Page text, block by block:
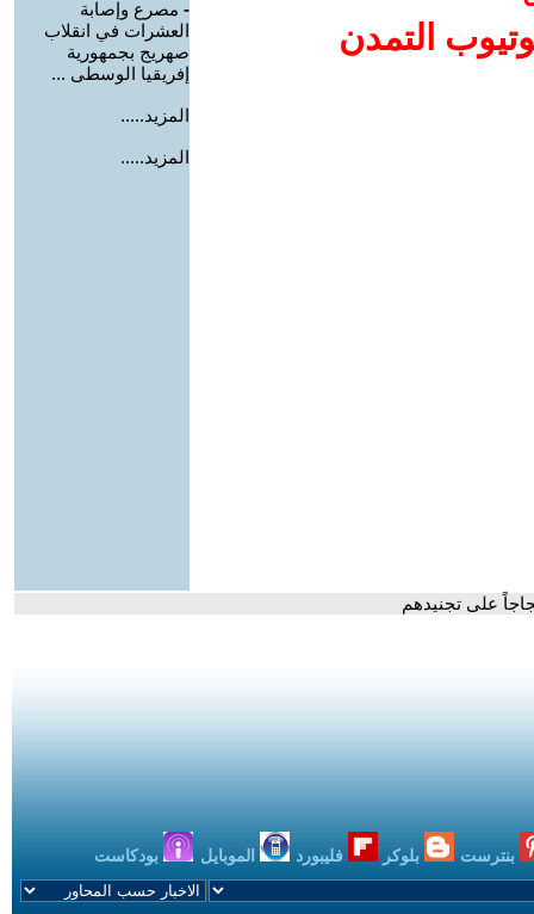
التمدن
- مصرع وإصابة
العشرات في انقلاب
صهريج بجمهورية
إفريقيا الوسطى ...
المزيد.....
المزيد.....
على تجنيدهم
بنترست بلوكر فليبورد الموبايل بودكاست